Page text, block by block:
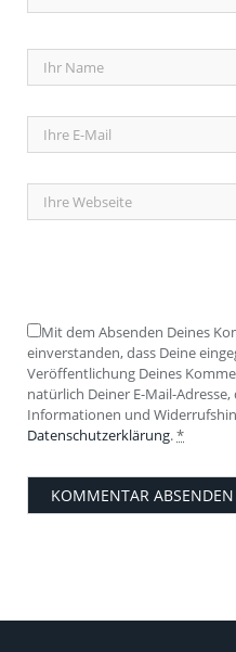
Mit dem Absenden Deines
einverstanden, dass Deine
Veröffentlichung Deines
natürlich Deiner E-Mail-
Informationen und
Datenschutzerklärung.*